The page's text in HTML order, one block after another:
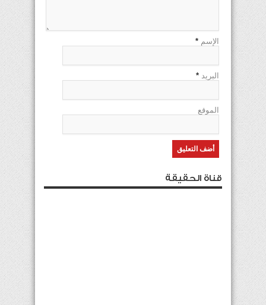
الإسم *
البريد *
الموقع
قناة الحقيقة